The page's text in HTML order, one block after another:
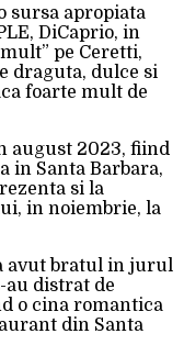
sursa apropiata
DiCaprio, in
pe Ceretti,
draguta, dulce si
foarte mult de
august 2023, fiind
in Santa Barbara,
si la
in noiembrie, la
avut bratul in jurul
au distrat de
o cina romantica
din Santa